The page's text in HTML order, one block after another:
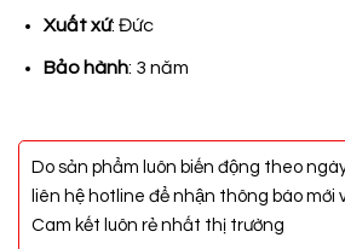
Xuất xứ: Đức
Bảo hành: 3 năm
Do sản phẩm luôn biến động theo
liên hệ hotline để nhận thông báo
Cam kết luôn rẻ nhất thị trường